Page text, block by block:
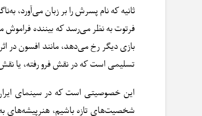
ثانیه که نام پسرش را بر زبان
فرتوت به نظر می‌رسد که بیننده
بازی دیگر رخ می‌دهد، مانند افسون در
تسلیمی است که در نقش فرو رفته، یا
این خصوصیتی است که در سینمای
شخصیت‌های تازه باشیم، هنرپیشه‌های